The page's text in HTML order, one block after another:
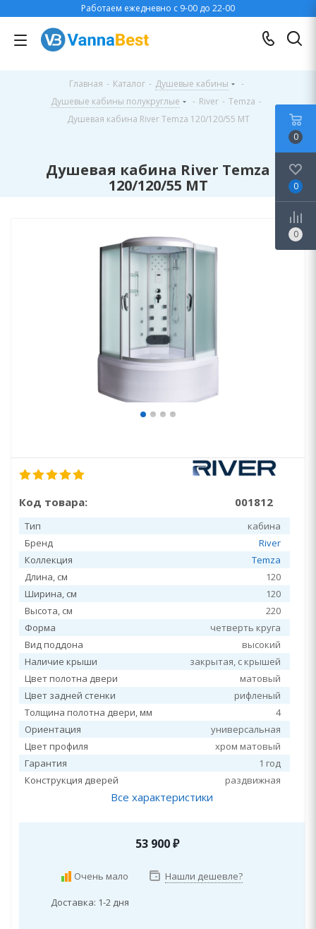
Работаем ежедневно с 9-00 до 22-00
Главная - Каталог - Душевые кабины
-
Душевые кабины полукруглые
- River - Temza -
Душевая кабина River Temza 120/120/55 МТ
Душевая кабина River Temza
120/120/55 МТ
Код товара: 001812
Тип
кабина
Бренд
River
Коллекция
Temza
Длина, см
120
Ширина, см
120
Высота, см
220
Форма
четверть круга
Вид поддона
высокий
Наличие крыши
закрытая, c крышей
Цвет полотна двери
матовый
Цвет задней стенки
рифленый
Толщина полотна двери, мм
4
Ориентация
универсальная
Цвет профиля
хром матовый
Гарантия
1 год
Конструкция дверей
раздвижная
Все характеристики
53 900₽
Очень мало Нашли дешевле?
Доставка: 1-2 дня
0
0
0